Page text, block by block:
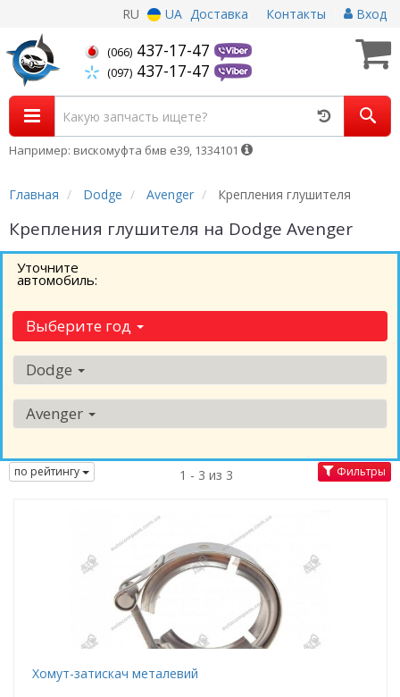
RU UA Доставка Контакты Вход
(066) 437-17-47
(097) 437-17-47
Например: вискомуфта бмв е39, 1334101
Главная Dodge Avenger Крепления глушителя
Крепления глушителя на Dodge Avenger
Уточните
автомобиль:
Выберите год
Dodge
Avenger
по рейтингу 1 - 3 из 3 Фильтры
Хомут-затискач металевий